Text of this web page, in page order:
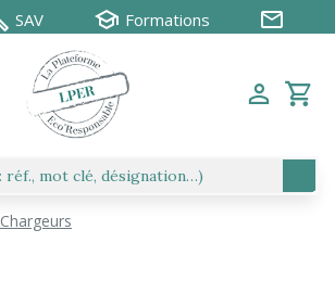
SAV Formations
Chargeurs